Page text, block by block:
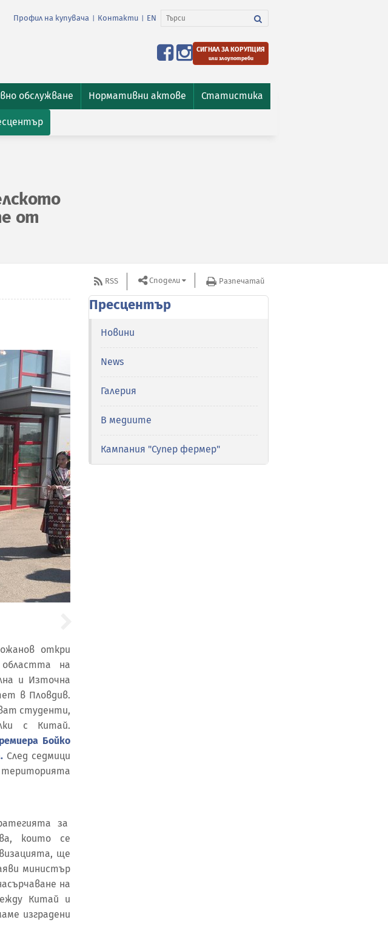
Профил на купувача Контакти EN
СИГНАЛ ЗА КОРУПЦИЯ
или злоупотреби
обслужване Нормативни актове Статистика
от
откри
на
и Източна
в Пловдив.
студенти,
с Китай.
Бойко
След седмици
територията
за
които се
ще
министър
на
Китай и
изградени
RSS Сподели Разпечатай
Пресцентър
Новини
News
Галерия
В медиите
Кампания "Супер фермер"